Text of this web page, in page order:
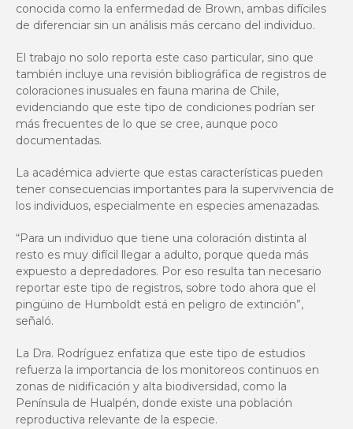
conocida como la enfermedad de Brown, ambas difíciles
de diferenciar sin un análisis más cercano del individuo.
El trabajo no solo reporta este caso particular, sino que
también incluye una revisión bibliográfica de registros de
coloraciones inusuales en fauna marina de Chile,
evidenciando que este tipo de condiciones podrían ser
más frecuentes de lo que se cree, aunque poco
documentadas.
La académica advierte que estas características pueden
tener consecuencias importantes para la supervivencia de
los individuos, especialmente en especies amenazadas.
“Para un individuo que tiene una coloración distinta al
resto es muy difícil llegar a adulto, porque queda más
expuesto a depredadores. Por eso resulta tan necesario
reportar este tipo de registros, sobre todo ahora que el
pingüino de Humboldt está en peligro de extinción”,
señaló.
La Dra. Rodríguez enfatiza que este tipo de estudios
refuerza la importancia de los monitoreos continuos en
zonas de nidificación y alta biodiversidad, como la
Península de Hualpén, donde existe una población
reproductiva relevante de la especie.